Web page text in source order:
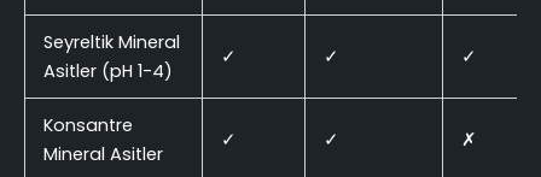
Seyreltik Mineral
Asitler (pH 1-4)
✓ ✓ ✓
Konsantre
Mineral Asitler
✓ ✓ ✗